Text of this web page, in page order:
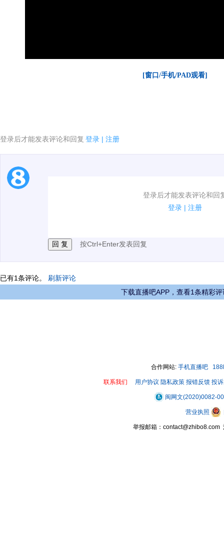
[窗口/手机/PAD观看]
登录后才能发表评论和回复 登录 | 注册
登录后才能发表评论和回
登录 | 注册
1.电脑端新用户可以发表评论了！
按Ctrl+Enter发表回复
已有1条评论。 刷新评论
下载直播吧APP，查看1条精彩评
合作网站: 手机直播吧
联系我们 用户协议 隐私政策 报错反馈 投
闽网文(2020)0082-
营业执照
举报邮箱：